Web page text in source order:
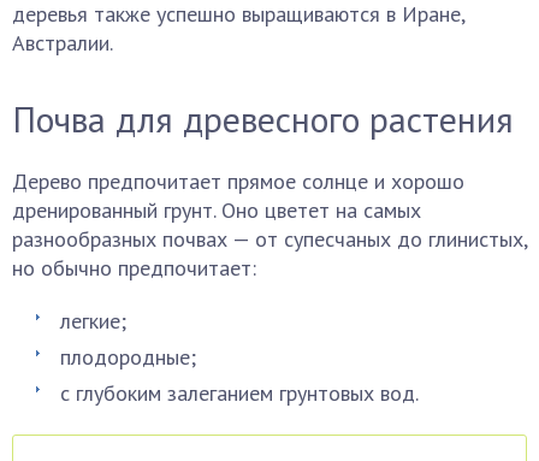
деревья также успешно выращиваются в Иране,
Австралии.
Почва для древесного растения
Дерево предпочитает прямое солнце и хорошо
дренированный грунт. Оно цветет на самых
разнообразных почвах — от супесчаных до глинистых,
но обычно предпочитает:
легкие;
плодородные;
с глубоким залеганием грунтовых вод.